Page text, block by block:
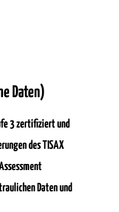
Daten)
3 zertifiziert und
des TISAX
Daten und